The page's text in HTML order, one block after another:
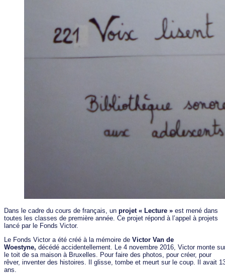
Dans le cadre du cours de français, un projet « Lecture » est mené dans
toutes les classes de première année. Ce projet répond à l’appel à projets
lancé par le Fonds Victor.
Le Fonds Victor a été créé à la mémoire de Victor Van de
Woestyne, décédé accidentellement. Le 4 novembre 2016, Victor monte
le toit de sa maison à Bruxelles. Pour faire des photos, pour créer, pour
rêver, inventer des histoires. Il glisse, tombe et meurt sur le coup. Il avait
ans.